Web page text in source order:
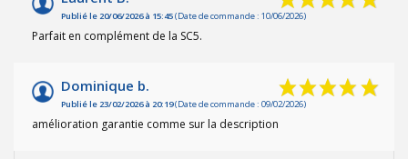
Publié le 20/06/2026 à 15:45(Date de commande : 10/06/2026)
Parfait en complément de la SC5.
Dominique b.
Publié le 23/02/2026 à 20:19(Date de commande : 09/02/2026)
amélioration garantie comme sur la description